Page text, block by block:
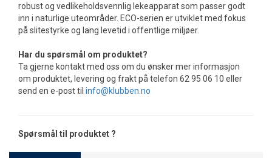
robust og vedlikeholdsvennlig lekeapparat som passer godt
inn i naturlige uteområder. ECO-serien er utviklet med fokus
på slitestyrke og lang levetid i offentlige miljøer.
Har du spørsmål om produktet?
Ta gjerne kontakt med oss om du ønsker mer informasjon
om produktet, levering og frakt på telefon 62 95 06 10 eller
send en e-post til info@klubben.no
Spørsmål til produktet ?